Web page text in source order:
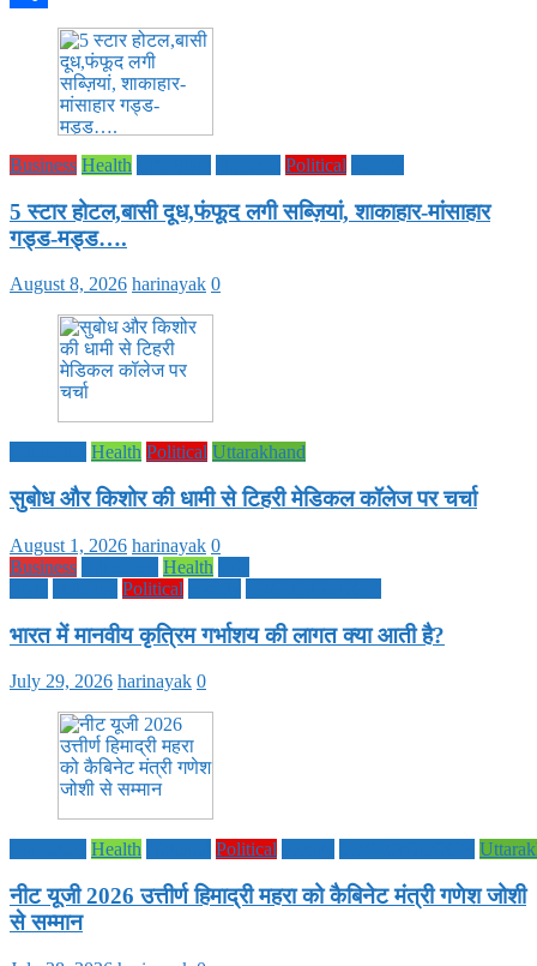
Business Health Political
5 स्टार होटल,बासी दूध,फंफूद लगी सब्ज़ियां, शाकाहार-मांसाहार
गड्ड-मड्ड….
August 8, 2026 harinayak 0
Health Political Uttarakhand
सुबोध और किशोर की धामी से टिहरी मेडिकल कॉलेज पर चर्चा
August 1, 2026 harinayak 0
Business
Health
Political
भारत में मानवीय कृत्रिम गर्भाशय की लागत क्या आती है?
July 29, 2026 harinayak 0
Health Political
नीट यूजी 2026 उत्तीर्ण हिमाद्री महरा को कैबिनेट मंत्री गणेश जोशी
से सम्मान